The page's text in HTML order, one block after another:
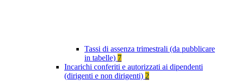
Tassi di assenza trimestrali (da pubblicare
in tabelle) 7
Incarichi conferiti e autorizzati ai dipendenti
(dirigenti e non dirigenti) 2